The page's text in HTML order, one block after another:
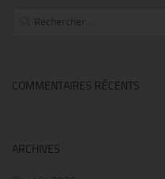
Rechercher :
COMMENTAIRES RÉCENTS
ARCHIVES